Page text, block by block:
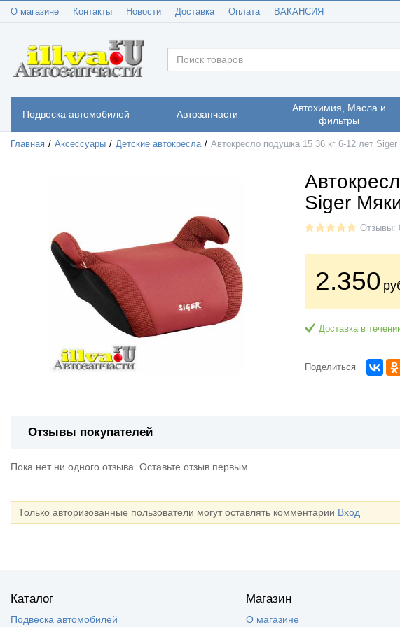
О магазине Контакты Новости Доставка Оплата ВАКАНСИЯ
Подвеска автомобилей Автозапчасти
Автохимия, Масла и
фильтры
Главная Аксессуары Детские автокресла Автокресло подушка 15 36 кг 6-12 лет
Siger
Отзывы:
2.350
Доставка в
Поделиться
Отзывы покупателей
Пока нет ни одного отзыва. Оставьте отзыв первым
Только авторизованные пользователи могут оставлять комментарии Вход
Каталог
Подвеска автомобилей
Магазин
О магазине